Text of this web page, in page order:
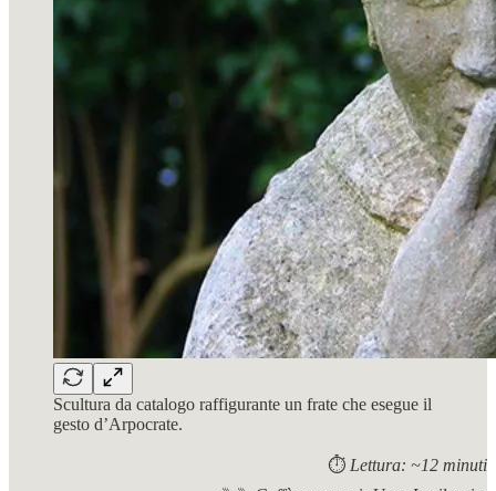
Scultura da catalogo raffigurante un frate che esegue il
gesto d’Arpocrate.
⏱️ Lettura: ~12 minuti